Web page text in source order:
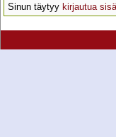
Sinun täytyy kirjautua